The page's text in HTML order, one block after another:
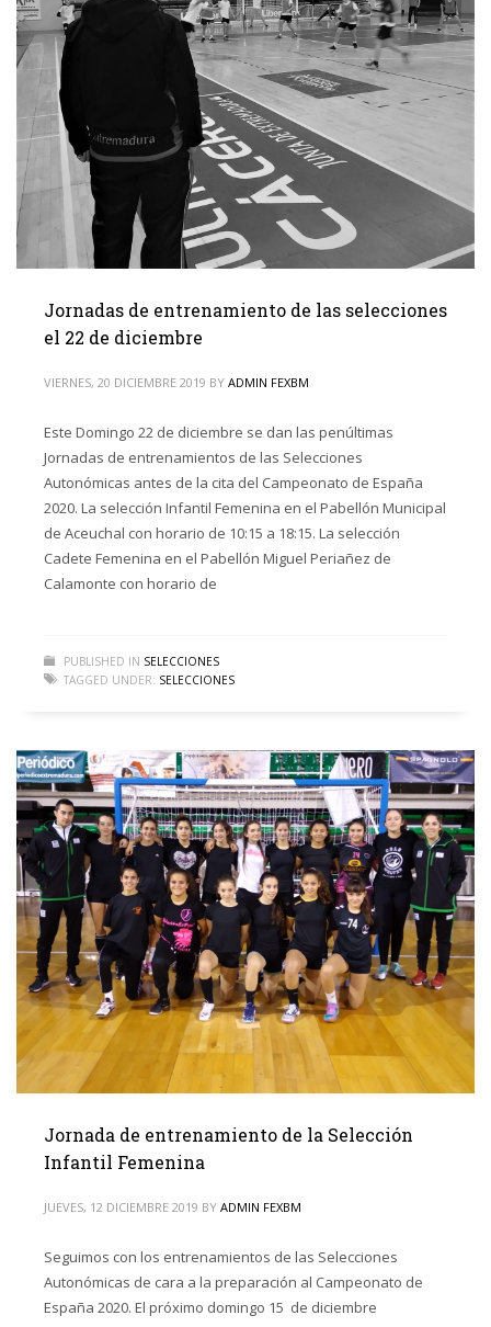
Jornadas de entrenamiento de las selecciones
el 22 de diciembre
VIERNES, 20 DICIEMBRE 2019 BY ADMIN FEXBM
Este Domingo 22 de diciembre se dan las penúltimas
Jornadas de entrenamientos de las Selecciones
Autonómicas antes de la cita del Campeonato de España
2020. La selección Infantil Femenina en el Pabellón Municipal
de Aceuchal con horario de 10:15 a 18:15. La selección
Cadete Femenina en el Pabellón Miguel Periañez de
Calamonte con horario de
PUBLISHED IN SELECCIONES
TAGGED UNDER: SELECCIONES
Jornada de entrenamiento de la Selección
Infantil Femenina
JUEVES, 12 DICIEMBRE 2019 BY ADMIN FEXBM
Seguimos con los entrenamientos de las Selecciones
Autonómicas de cara a la preparación al Campeonato de
España 2020. El próximo domingo 15 de diciembre